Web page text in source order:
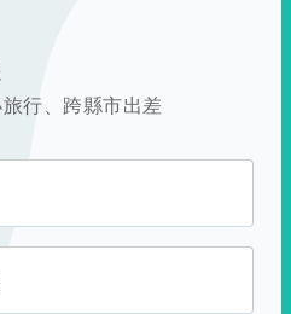
行、跨縣市出差